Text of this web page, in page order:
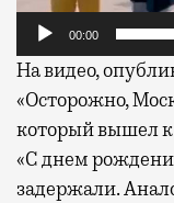
00:00
На видео,
«Осторожно,
который вышел
«С днем
задержали.